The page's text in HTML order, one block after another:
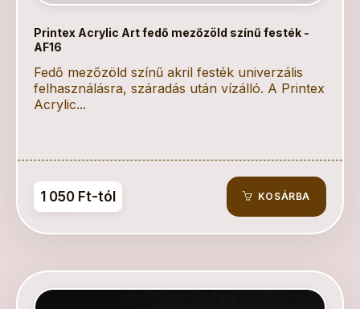
Printex Acrylic Art fedő mezőzöld színű festék -
AF16
Fedő mezőzöld színű akril festék univerzális
felhasználásra, száradás után vízálló. A Printex
Acrylic...
1 050 Ft-tól KOSÁRBA